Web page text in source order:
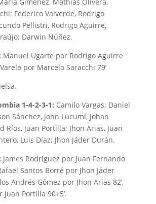
Federico Valverde, Rodrigo
Pellistri, Rodrigo Aguirre,
Darwin Núñez.
Manuel Ugarte por Rodrigo Aguirre
por Marcelo Saracchi 79’
1-4-2-3-1: Camilo Vargas; Daniel
Sánchez, John Lucumí, Johan
Ríos, Juan Portilla; Jhon Arias, Juan
Luis Díaz; Jhon Jáder Durán.
James Rodríguez por Juan Fernando
Santos Borré por Jhon Jáder
Andrés Gómez por Jhon Arias 82’,
Portilla 90+5’.